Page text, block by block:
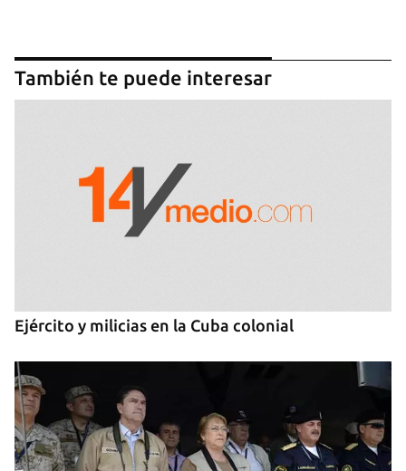
También te puede interesar
Ejército y milicias en la Cuba colonial